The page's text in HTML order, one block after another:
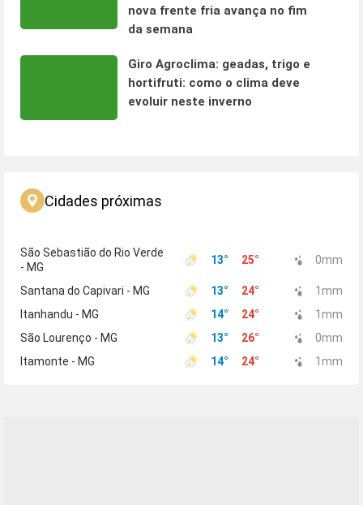
nova frente fria avança no fim
da semana
Giro Agroclima: geadas, trigo e
hortifruti: como o clima deve
evoluir neste inverno
Cidades próximas
São Sebastião do Rio Verde
- MG
13° 25° 0mm
Santana do Capivari - MG 13° 24° 1 mm
Itanhandu - MG
14° 24° 1 mm
São Lourenço - MG
13° 26° 0mm
Itamonte - MG
14° 24° 1 mm